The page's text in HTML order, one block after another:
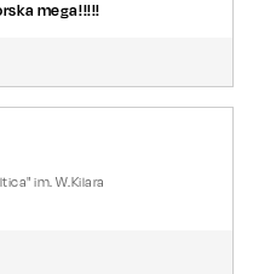
mega!!!!!
im. W.Kilara